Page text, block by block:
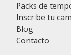
Packs de
Inscribe tu
Blog
Contacto